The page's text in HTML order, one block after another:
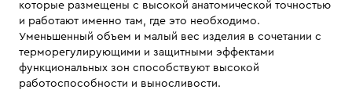
которые размещены с высокой анатомической точностью
и работают именно там, где это необходимо.
Уменьшенный объем и малый вес изделия в сочетании с
терморегулирующими и защитными эффектами
функциональных зон способствуют высокой
работоспособности и выносливости.